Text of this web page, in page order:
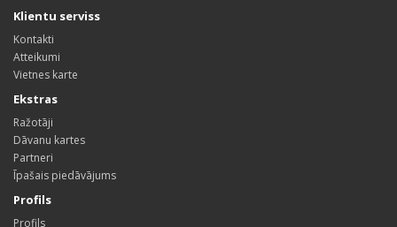
Klientu serviss
Kontakti
Atteikumi
Vietnes karte
Ekstras
Ražotāji
Dāvanu kartes
Partneri
Īpašais piedāvājums
Profils
Profils